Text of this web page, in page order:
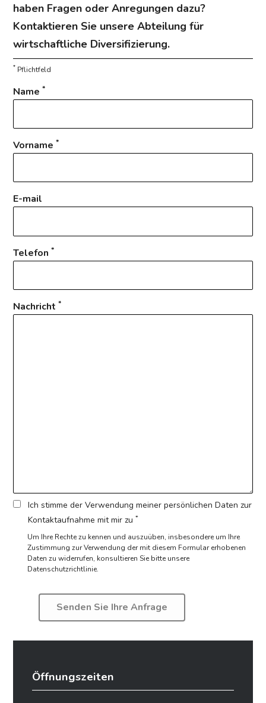
haben Fragen oder Anregungen dazu?
Kontaktieren Sie unsere Abteilung für
wirtschaftliche Diversifizierung.
* Pflichtfeld
Name*
Vorname*
E-mail
Telefon*
Nachricht*
Ich stimme der Verwendung meiner persönlichen Daten zur
Kontaktaufnahme mit mir zu *
Um Ihre Rechte zu kennen und auszuüben, insbesondere um Ihre
Zustimmung zur Verwendung der mit diesem Formular erhobenen
Daten zu widerrufen, konsultieren Sie bitte unsere
Datenschutzrichtlinie.
Öffnungszeiten